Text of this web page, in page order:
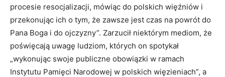
procesie resocjalizacji, mówiąc do polskich więźniów i
przekonując ich o tym, że zawsze jest czas na powrót do
Pana Boga i do ojczyzny”. Zarzucił niektórym mediom, że
poświęcają uwagę ludziom, których on spotykał
„wykonując swoje publiczne obowiązki w ramach
Instytutu Pamięci Narodowej w polskich więzieniach”, a